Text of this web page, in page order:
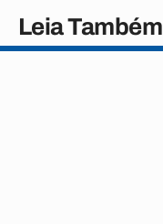
Leia Também